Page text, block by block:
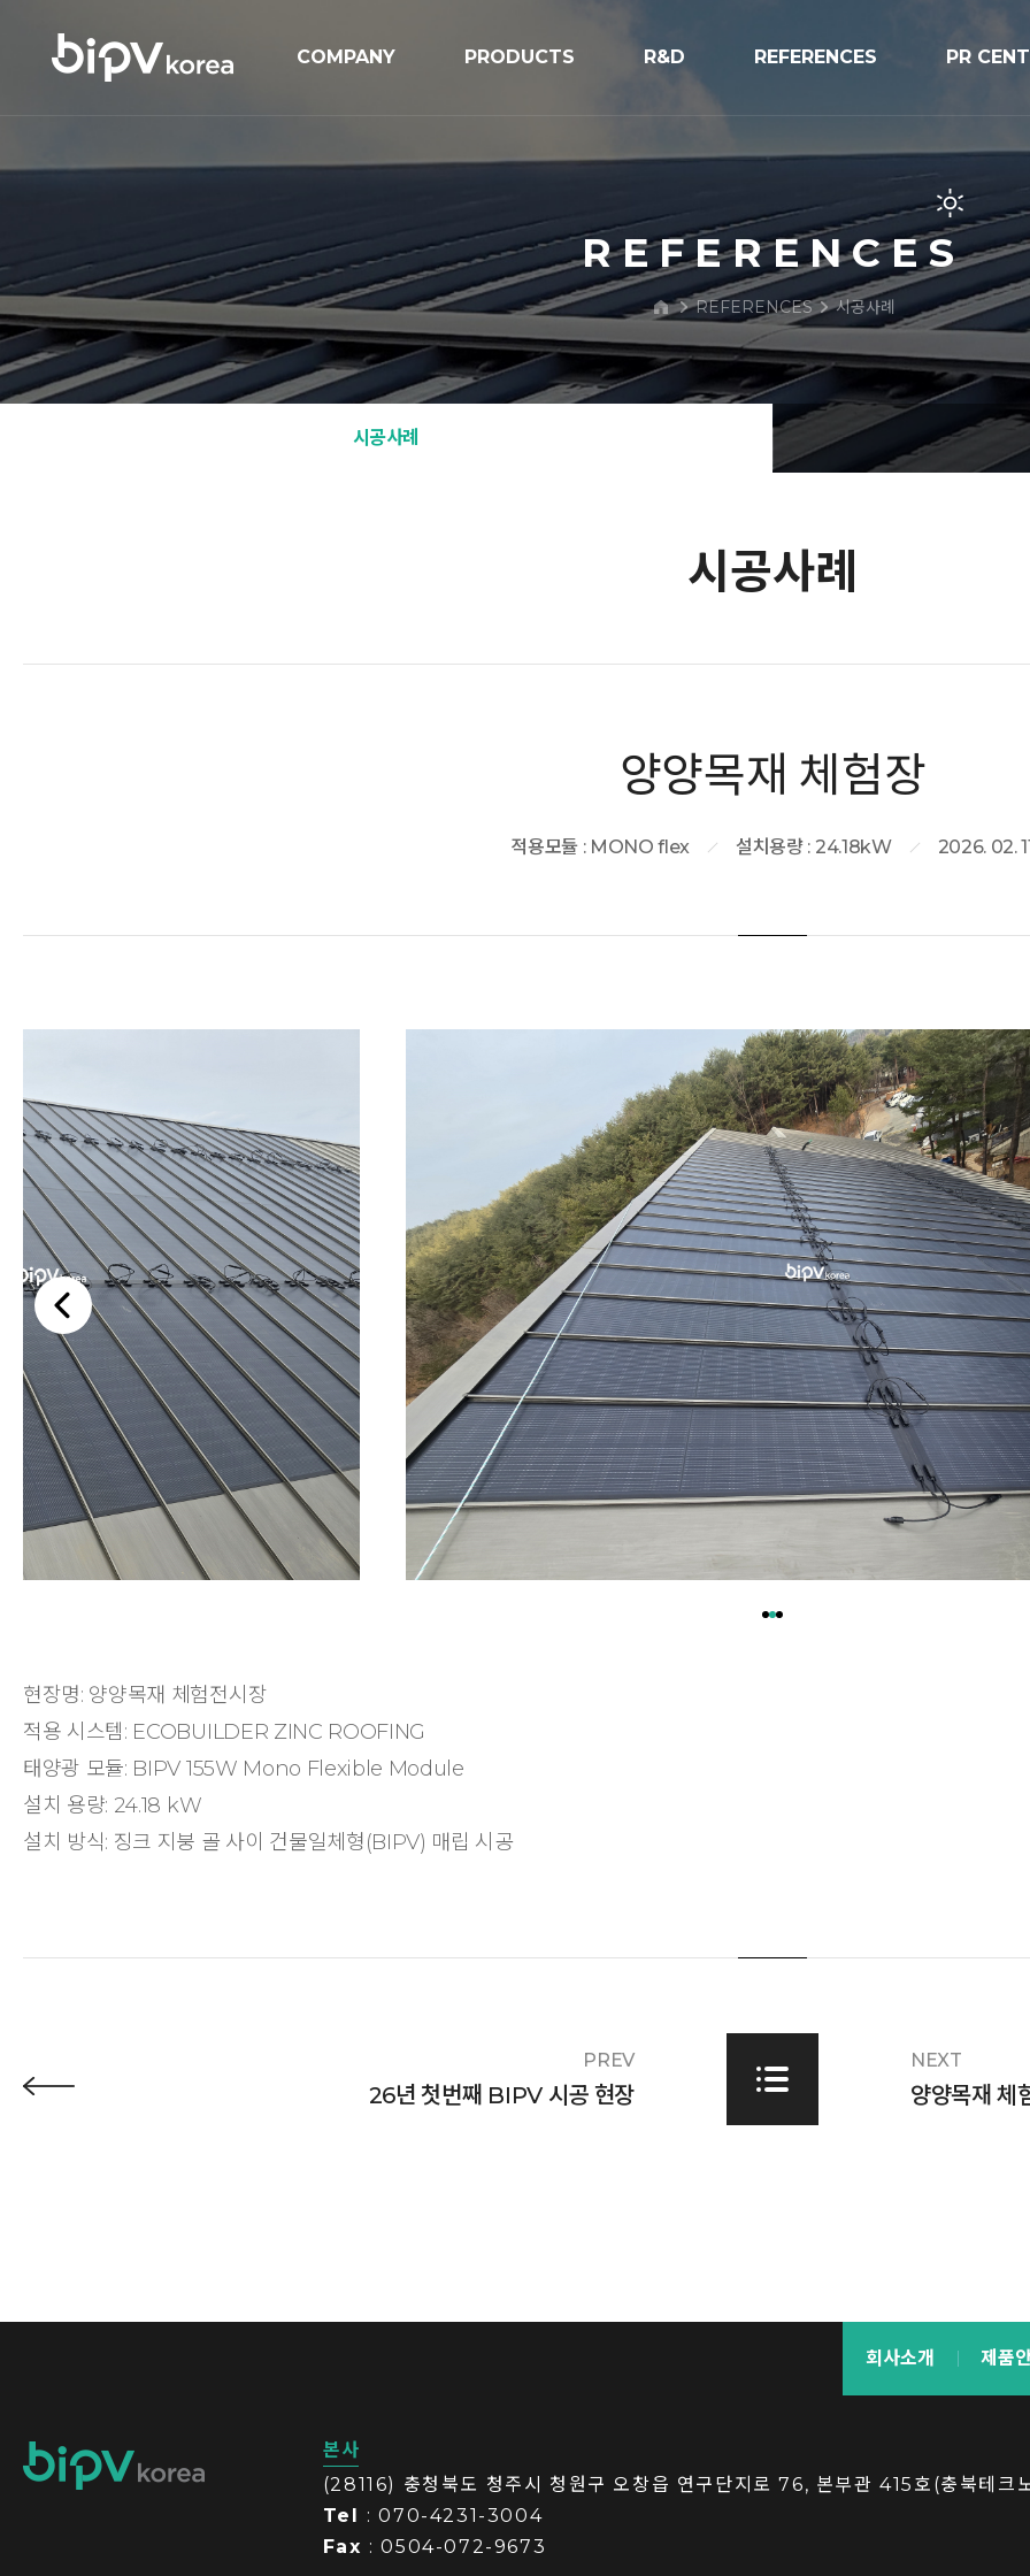
COMPANY
오시는길
PRODUCTS
BIPV
GIPV
MIPV
ESS
Solar Street Light
R&D
R&D
REFERENCES
시공사례
PR
공지사항
보도자료
PR/전시
BIPV
문의하기
REFERENCES
REFERENCES 시공사례
시공사례
시공사례
양양목재 체험장
적용모듈 : MONO flex 설치용량 : 24.18kW 2026. 02.
현장명: 양양목재 체험전시장
적용 시스템: ECOBUILDER ZINC ROOFING
태양광 모듈: BIPV 155W Mono Flexible Module
설치 용량: 24.18 kW
설치 방식: 징크 지붕 골 사이 건물일체형(BIPV) 매립 시공
PREV
26년 첫번째 BIPV 시공 현장
NEXT
양양목재 체
회사소개 제품
본사
(28116) 충청북도 청주시 청원구 오창읍 연구단지로 76, 본부관 415호(충북테크
Tel : 070-4231-3004
Fax : 0504-072-9673